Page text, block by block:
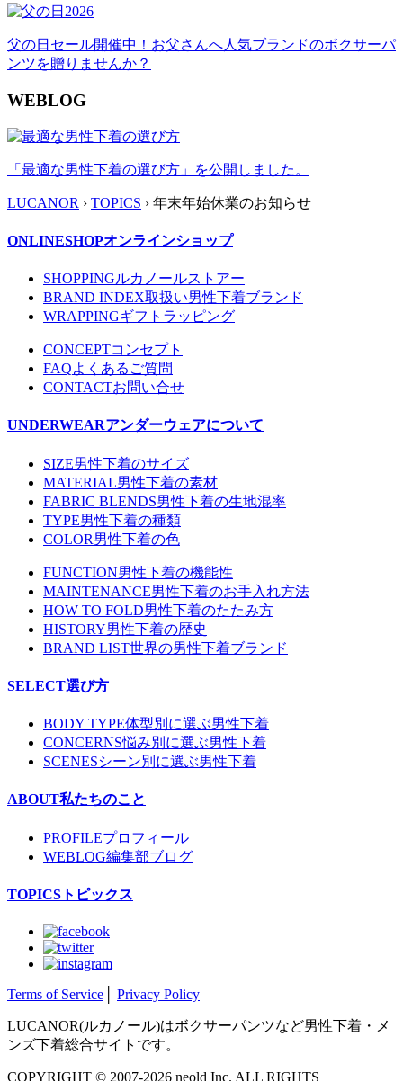
父の日セール開催中！お父さんへ人気ブランドのボクサーパ
ンツを贈りませんか？
WEBLOG
「最適な男性下着の選び方」を公開しました。
LUCANOR › TOPICS › 年末年始休業のお知らせ
ONLINESHOPオンラインショップ
SHOPPINGルカノールストアー
BRAND INDEX取扱い男性下着ブランド
WRAPPINGギフトラッピング
CONCEPTコンセプト
FAQよくあるご質問
CONTACTお問い合せ
UNDERWEARアンダーウェアについて
SIZE男性下着のサイズ
MATERIAL男性下着の素材
FABRIC BLENDS男性下着の生地混率
TYPE男性下着の種類
COLOR男性下着の色
FUNCTION男性下着の機能性
MAINTENANCE男性下着のお手入れ方法
HOW TO FOLD男性下着のたたみ方
HISTORY男性下着の歴史
BRAND LIST世界の男性下着ブランド
SELECT選び方
BODY TYPE体型別に選ぶ男性下着
CONCERNS悩み別に選ぶ男性下着
SCENESシーン別に選ぶ男性下着
ABOUT私たちのこと
PROFILEプロフィール
WEBLOG編集部ブログ
TOPICS トピックス
Terms of Service Privacy Policy
LUCANOR(ルカノール)はボクサーパンツなど男性下着・メ
ンズ下着総合サイトです。
COPYRIGHT © 2007-2026 neold Inc. ALL RIGHTS